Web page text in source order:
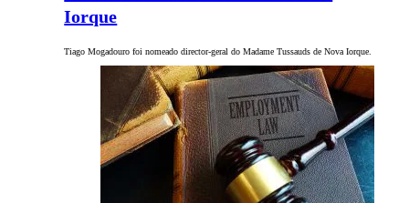
Iorque
Tiago Mogadouro foi nomeado director-geral do Madame Tussauds de Nova Iorque.